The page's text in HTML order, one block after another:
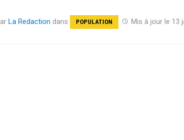
La Redaction dans POPULATION Mis à jour le 13